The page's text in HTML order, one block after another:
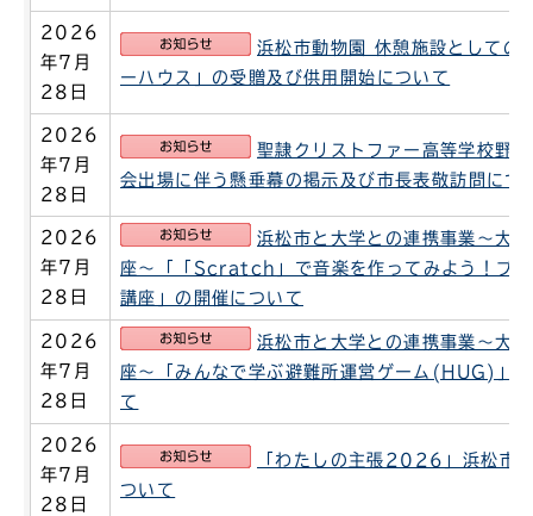
2026
年7月
28日
お知らせ
浜松市動物園 休憩施設としての
ーハウス」の受贈及び供用開始について
2026
年7月
28日
お知らせ
聖隷クリストファー高等学校野
会出場に伴う懸垂幕の掲示及び市長表敬訪問につ
2026
年7月
28日
お知らせ
浜松市と大学との連携事業～大
座～「「Scratch」で音楽を作ってみよう！プ
講座」の開催について
2026
年7月
28日
お知らせ
浜松市と大学との連携事業～大
座～「みんなで学ぶ避難所運営ゲーム(HUG)」
て
2026
年7月
28日
お知らせ
「わたしの主張2026」浜松市
ついて